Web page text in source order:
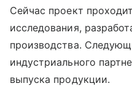
Сейчас проект
исследования,
производства.
индустриального
выпуска продукции.